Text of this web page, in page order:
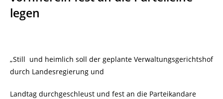
legen
„Still und heimlich soll der geplante Verwaltungsgerichtshof
durch Landesregierung und
Landtag durchgeschleust und fest an die Parteikandare